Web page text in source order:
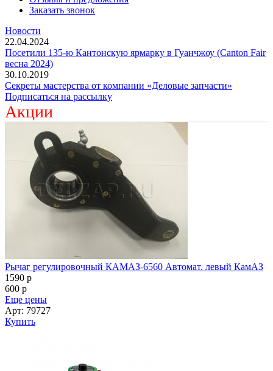
Заказать звонок
Новости
22.04.2024
Посетили 135-ю Кантонскую ярмарку в Гуанчжоу (Canton Fair
весна 2024)
30.10.2019
Секреты мастерства от компании «Деловые запчасти»
Подписаться на рассылку
Акции
Рычаг регулировочный КАМАЗ-6560 Автомат. левый КамАЗ
1590 p
600 p
Еще цены
Арт: 79727
Купить